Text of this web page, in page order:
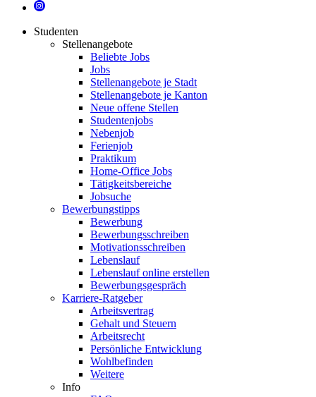
Studenten
Stellenangebote
Beliebte Jobs
Jobs
Stellenangebote je Stadt
Stellenangebote je Kanton
Neue offene Stellen
Studentenjobs
Nebenjob
Ferienjob
Praktikum
Home-Office Jobs
Tätigkeitsbereiche
Jobsuche
Bewerbungstipps
Bewerbung
Bewerbungsschreiben
Motivationsschreiben
Lebenslauf
Lebenslauf online erstellen
Bewerbungsgespräch
Karriere-Ratgeber
Arbeitsvertrag
Gehalt und Steuern
Arbeitsrecht
Persönliche Entwicklung
Wohlbefinden
Weitere
Info